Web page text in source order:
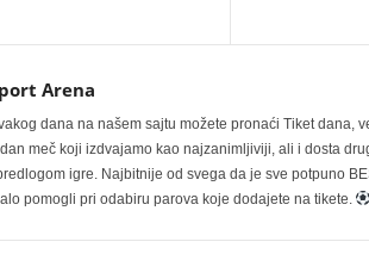
Arena
dana na našem sajtu možete pronaći Tiket dana,
meč koji izdvajamo kao najzanimljiviji, ali i dosta
igre. Najbitnije od svega da je sve potpuno
pomogli pri odabiru parova koje dodajete na tikete.